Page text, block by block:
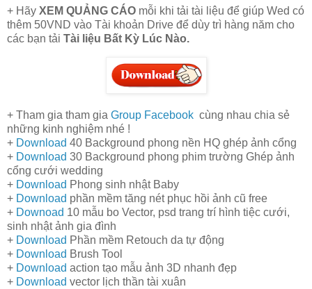
+ Hãy XEM QUẢNG CÁO mỗi khi tải tài liệu để giúp Wed có
thêm 50VND vào Tài khoản Drive để dùy trì hàng năm cho
các bạn tải Tài liệu Bất Kỳ Lúc Nào.
+ Tham gia tham gia Group Facebook cùng nhau chia sẻ
những kinh nghiệm nhé !
+ Download 40 Background phong nền HQ ghép ảnh cổng
+ Download 30 Background phong phim trường Ghép ảnh
cổng cưới wedding
+ Download Phong sinh nhật Baby
+ Download phần mềm tăng nét phục hồi ảnh cũ free
+ Downoad 10 mẫu bo Vector, psd trang trí hình tiệc cưới,
sinh nhật ảnh gia đình
+ Download Phần mềm Retouch da tự động
+ Download Brush Tool
+ Download action tạo mẫu ảnh 3D nhanh đẹp
+ Download vector lịch thần tài xuân